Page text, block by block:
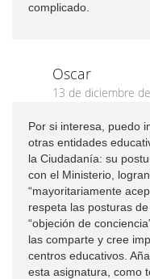
complicado.
Oscar
13 de diciembre
Por si interesa, puedo
otras entidades
la Ciudadanía: su
con el Ministerio,
“mayoritariamente
respeta las posturas
“objeción de
las comparte y cree
centros educativos.
esta asignatura, como